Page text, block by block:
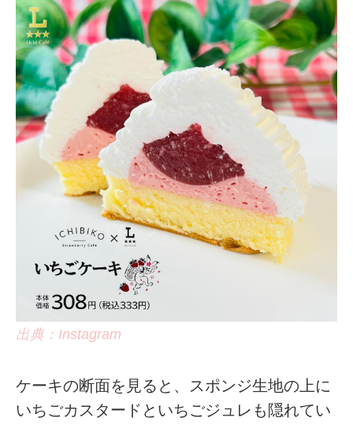
出典：Instagram
ケーキの断面を見ると、スポンジ生地の上に
いちごカスタードといちごジュレも隠れてい